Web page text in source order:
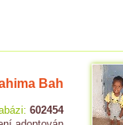
Bah
602454